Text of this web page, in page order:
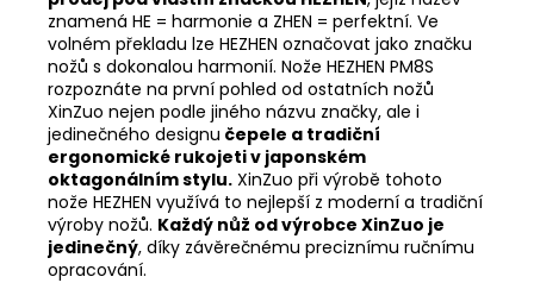
znamená HE = harmonie a ZHEN = perfektní. Ve
volném překladu lze HEZHEN označovat jako značku
nožů s dokonalou harmonií. Nože HEZHEN PM8S
rozpoznáte na první pohled od ostatních nožů
XinZuo nejen podle jiného názvu značky, ale i
jedinečného designu čepele a tradiční
ergonomické rukojeti v japonském
oktagonálním stylu. XinZuo při výrobě tohoto
nože HEZHEN využívá to nejlepší z moderní a tradiční
výroby nožů. Každý nůž od výrobce XinZuo je
jedinečný, díky závěrečnému preciznímu ručnímu
opracování.